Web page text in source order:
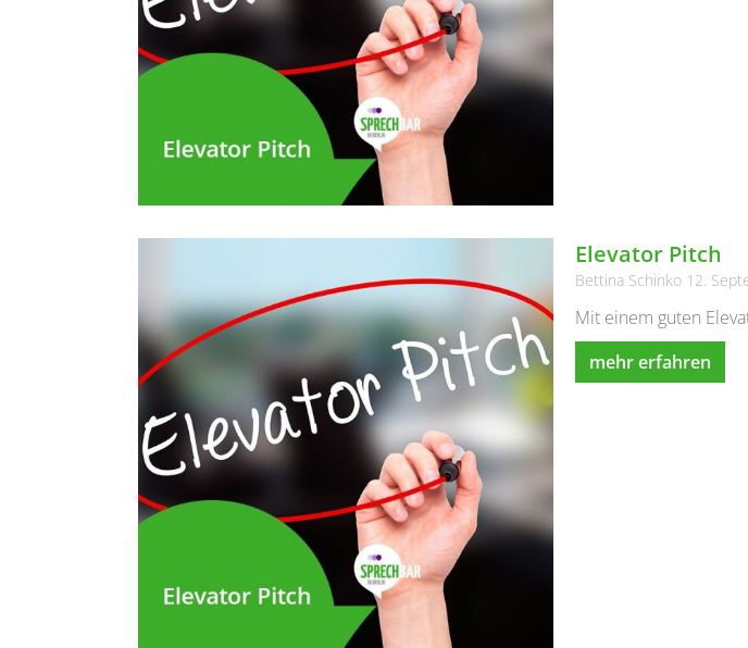
Elevator Pitch
Bettina Schinko 12.
Mit einem guten
mehr erfahren